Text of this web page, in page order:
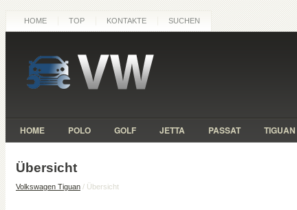
HOME TOP KONTAKTE SUCHEN
HOME POLO GOLF JETTA PASSAT TIGUAN
Übersicht
Volkswagen Tiguan / Übersicht